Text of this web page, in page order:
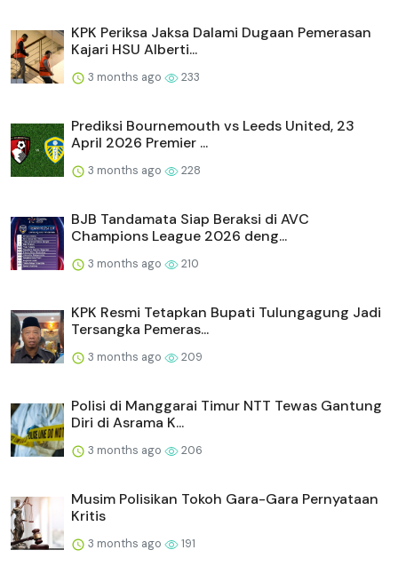
KPK Periksa Jaksa Dalami Dugaan Pemerasan
Kajari HSU Alberti...
3 months ago 233
Prediksi Bournemouth vs Leeds United, 23
April 2026 Premier ...
3 months ago 228
BJB Tandamata Siap Beraksi di AVC
Champions League 2026 deng...
3 months ago 210
KPK Resmi Tetapkan Bupati Tulungagung Jadi
Tersangka Pemeras...
3 months ago 209
Polisi di Manggarai Timur NTT Tewas Gantung
Diri di Asrama K...
3 months ago 206
Musim Polisikan Tokoh Gara-Gara Pernyataan
Kritis
3 months ago 191